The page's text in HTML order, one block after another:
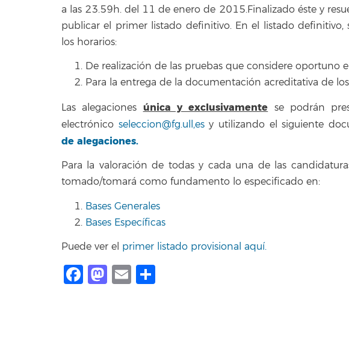
a las 23.59h. del 11 de enero de 2015.Finalizado éste y
publicar el primer listado definitivo. En el listado definitivo,
los horarios:
De realización de las pruebas que considere oportuno
Para la entrega de la documentación acreditativa de
Las alegaciones única y exclusivamente se podrán
electrónico seleccion@fg.ull,esy utilizando el siguiente
de alegaciones.
Para la valoración de todas y cada una de las
tomado/tomará como fundamento lo especificado en:
Bases Generales
Bases Específicas
Puede ver el primer listado provisional aquí.
Facebook
Mastodon
Email